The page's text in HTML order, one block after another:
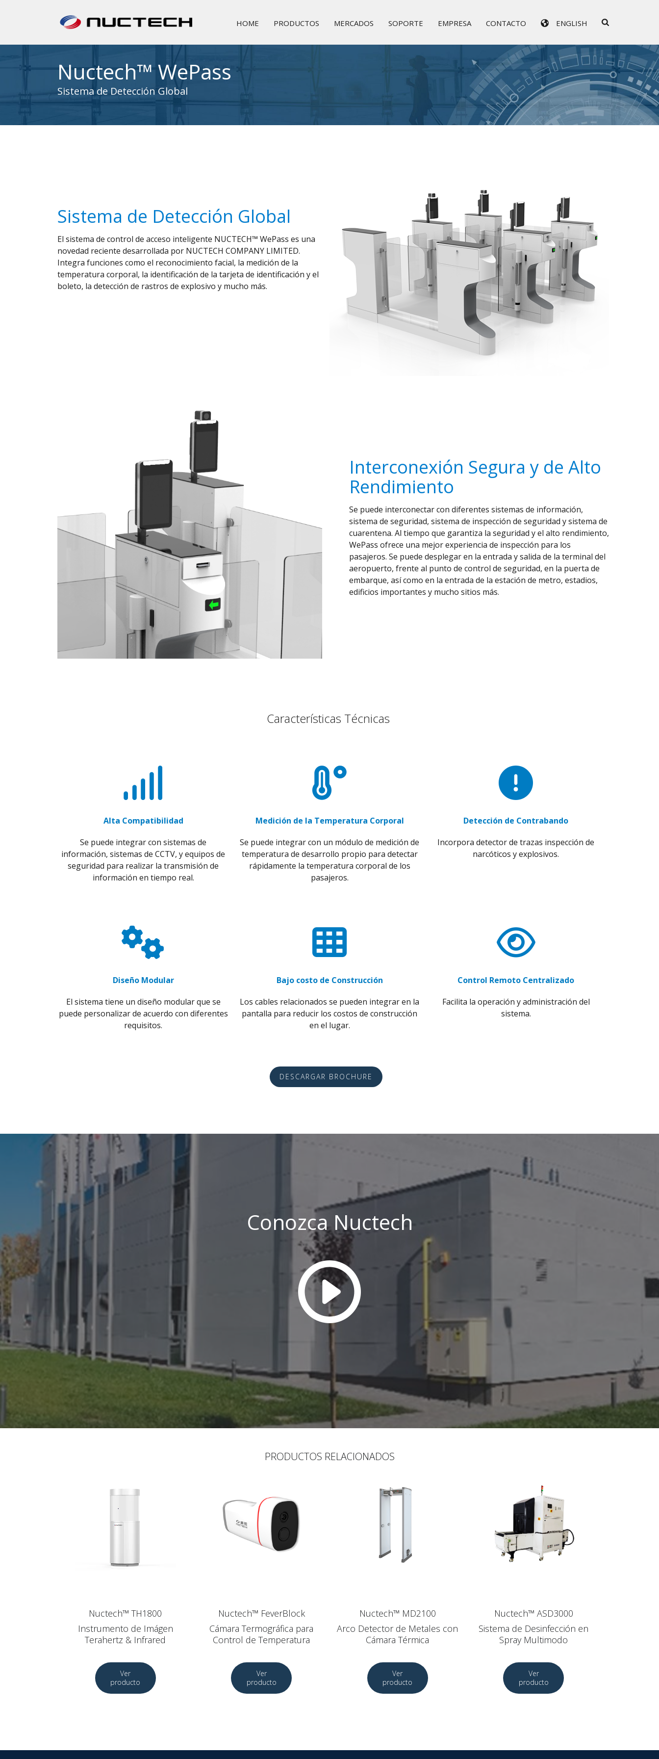
HOME PRODUCTOS MERCADOS SOPORTE EMPRESA CONTACTO ENGLISH
Nuctech™ WePass
Sistema de Detección Global
Sistema de Detección Global
El sistema de control de acceso inteligente NUCTECH™ WePass es una
novedad reciente desarrollada por NUCTECH COMPANY LIMITED.
Integra funciones como el reconocimiento facial, la medición de la
temperatura corporal, la identificación de la tarjeta de identificación y el
boleto, la detección de rastros de explosivo y mucho más.
Interconexión Segura y de Alto
Rendimiento
Se puede interconectar con diferentes sistemas de información,
sistema de seguridad, sistema de inspección de seguridad y sistema de
cuarentena. Al tiempo que garantiza la seguridad y el alto rendimiento,
WePass ofrece una mejor experiencia de inspección para los
pasajeros. Se puede desplegar en la entrada y salida de la terminal del
aeropuerto, frente al punto de control de seguridad, en la puerta de
embarque, así como en la entrada de la estación de metro, estadios,
edificios importantes y mucho sitios más.
Características Técnicas
Alta Compatibilidad
Se puede integrar con sistemas de
información, sistemas de CCTV, y equipos de
seguridad para realizar la transmisión de
información en tiempo real.
Medición de la Temperatura Corporal
Se puede integrar con un módulo de medición de
temperatura de desarrollo propio para detectar
rápidamente la temperatura corporal de los
pasajeros.
Detección de Contrabando
Incorpora detector de trazas inspección de
narcóticos y explosivos.
Diseño Modular
El sistema tiene un diseño modular que se
puede personalizar de acuerdo con diferentes
requisitos.
Bajo costo de Construcción
Los cables relacionados se pueden integrar en la
pantalla para reducir los costos de construcción
en el lugar.
Control Remoto Centralizado
Facilita la operación y administración del
sistema.
DESCARGAR BROCHURE
Conozca Nuctech
PRODUCTOS RELACIONADOS
Nuctech™ TH1800
Instrumento de Imágen
Terahertz & Infrared
Nuctech™ FeverBlock
Cámara Termográfica para
Control de Temperatura
Nuctech™ MD2100
Arco Detector de Metales con
Cámara Térmica
Nuctech™ ASD3000
Sistema de Desinfección en
Spray Multimodo